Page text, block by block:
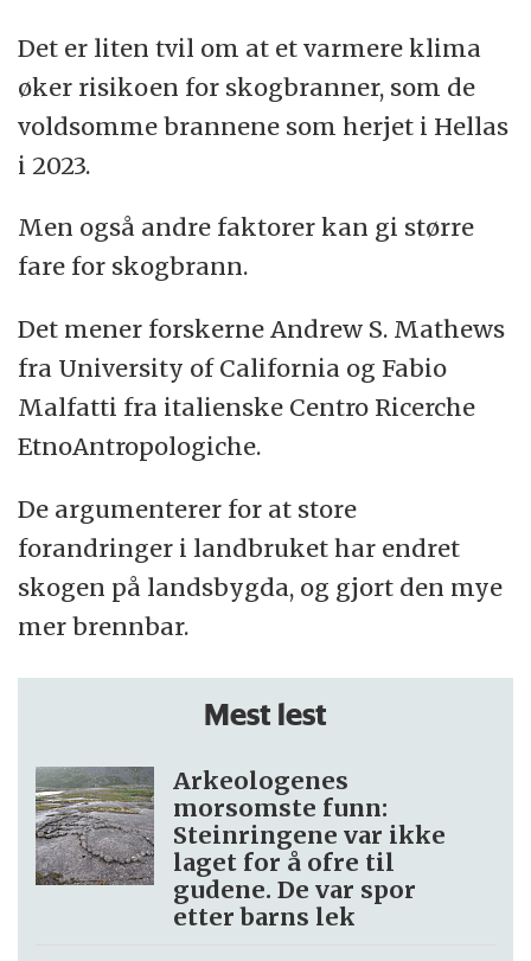
Det er liten tvil om at et varmere klima
øker risikoen for skogbranner, som de
voldsomme brannene som herjet i Hellas
i 2023.
Men også andre faktorer kan gi større
fare for skogbrann.
Det mener forskerne Andrew S. Mathews
fra University of California og Fabio
Malfatti fra italienske Centro Ricerche
EtnoAntropologiche.
De argumenterer for at store
forandringer i landbruket har endret
skogen på landsbygda, og gjort den mye
mer brennbar.
Mest lest
Arkeologenes
morsomste funn:
Steinringene var ikke
laget for å ofre til
gudene. De var spor
etter barns lek